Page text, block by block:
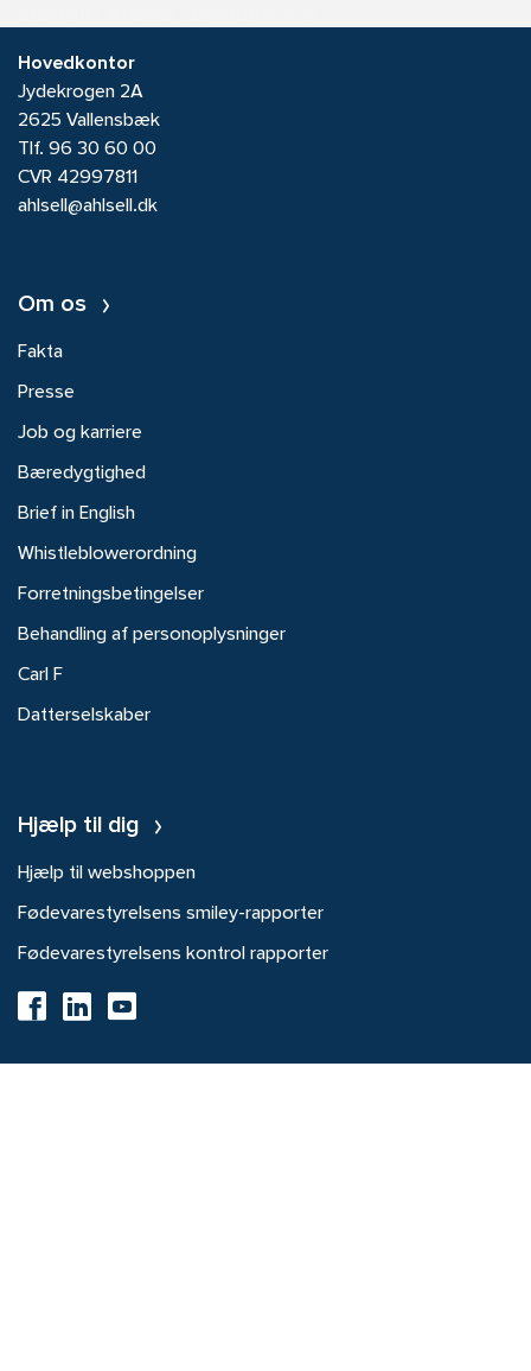
Hovedkontor
Jydekrogen 2A
2625 Vallensbæk
Tlf. 96 30 60 00
CVR 42997811
ahlsell@ahlsell.dk
Om os
Fakta
Presse
Job og karriere
Bæredygtighed
Brief in English
Whistleblowerordning
Forretningsbetingelser
Behandling af personoplysninger
Carl F
Datterselskaber
Hjælp til dig
Hjælp til webshoppen
Fødevarestyrelsens smiley-rapporter
Fødevarestyrelsens kontrol rapporter